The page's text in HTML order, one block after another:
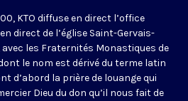
KTO diffuse en direct l’office
direct de l’église Saint-Gervais-
les Fraternités Monastiques de
le nom est dérivé du terme latin
d’abord la prière de louange qui
Dieu du don qu’il nous fait de